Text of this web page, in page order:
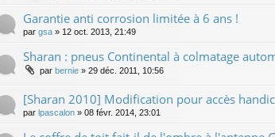
Garantie anti corrosion limitée à 6 ans !
par gsa » 12 oct. 2013, 21:49
Sharan : pneus Continental à colmatage
par bernie » 29 déc. 2011, 10:56
[Sharan 2010] Modification pour accès
par lpascalon » 08 févr. 2014, 23:01